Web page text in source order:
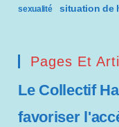
sexualité situation de
Pages Et
Le Collectif
favoriser